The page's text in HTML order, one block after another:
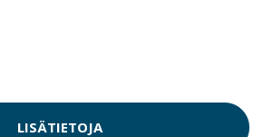
LISÄTIETOJA